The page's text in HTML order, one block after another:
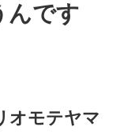
んです
オモテヤマ